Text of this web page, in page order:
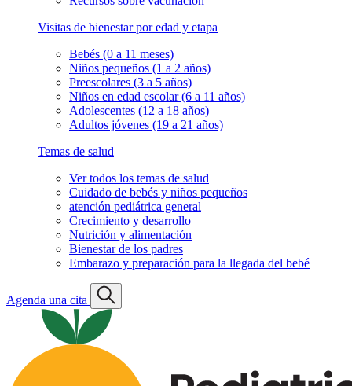
Visitas de bienestar por edad y etapa
Bebés (0 a 11 meses)
Niños pequeños (1 a 2 años)
Preescolares (3 a 5 años)
Niños en edad escolar (6 a 11 años)
Adolescentes (12 a 18 años)
Adultos jóvenes (19 a 21 años)
Temas de salud
Ver todos los temas de salud
Cuidado de bebés y niños pequeños
atención pediátrica general
Crecimiento y desarrollo
Nutrición y alimentación
Bienestar de los padres
Embarazo y preparación para la llegada del bebé
Agenda una cita